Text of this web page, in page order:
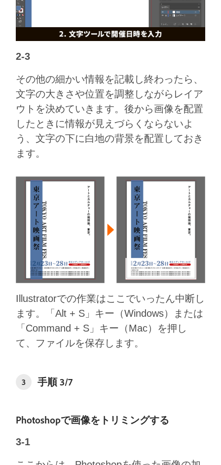
2-3
その他の細かい情報を記載し終わったら、
文字の大きさや位置を調整しながらレイア
ウトを決めていきます。後から画像を配置
したときに情報が見えづらくならないよ
う、文字の下に白地の背景を配置しておき
ます。
Illustratorでの作業はここでいったん中断し
ます。「Alt + S」キー（Windows）または
「Command + S」キー（Mac）を押し
て、ファイルを保存します。
3 ⼿順 3/7
Photoshopで画像をトリミングする
3-1